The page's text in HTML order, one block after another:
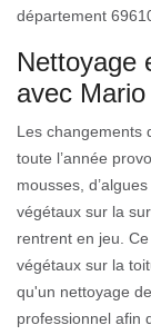
département
Nettoyage
avec
Les changements
toute l’année
mousses,
végétaux sur la
rentrent en jeu.
végétaux sur la
qu'un nettoyage
professionnel afin